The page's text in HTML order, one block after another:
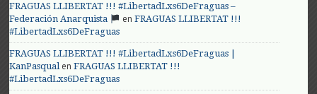
FRAGUAS LLIBERTAT !!! #LibertadLxs6DeFraguas –
Federación Anarquista
enFRAGUAS LLIBERTAT !!!
#LibertadLxs6DeFraguas
FRAGUAS LLIBERTAT !!! #LibertadLxs6DeFraguas |
KanPasqualenFRAGUAS LLIBERTAT !!!
#LibertadLxs6DeFraguas